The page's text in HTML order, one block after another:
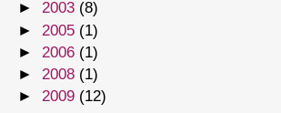
► 2003 (8)
► 2005 (1)
► 2006 (1)
► 2008 (1)
► 2009 (12)